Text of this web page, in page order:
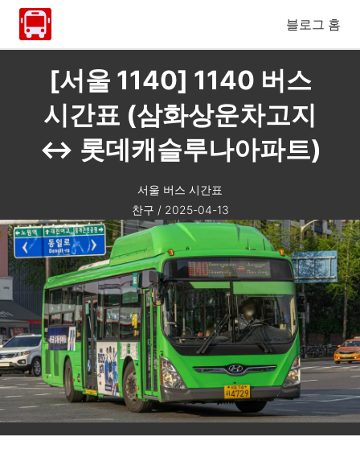
블로그 홈
[서울 1140] 1140 버스
시간표 (삼화상운차고지
↔ 롯데캐슬루나아파트)
서울 버스 시간표
찬구 / 2025-04-13